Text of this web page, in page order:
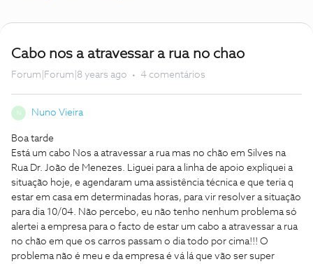
Cabo nos a atravessar a rua no chao
Forum|Forum|8 years ago 4 comentários
Nuno Vieira
Boa tarde
Está um cabo Nos a atravessar a rua mas no chão em Silves na
Rua Dr. João de Menezes. Liguei para a linha de apoio expliquei a
situação hoje, e agendaram uma assistência técnica e que teria q
estar em casa em determinadas horas, para vir resolver a situação
para dia 10/04. Não percebo, eu não tenho nenhum problema só
alertei a empresa para o facto de estar um cabo a atravessar a rua
no chão em que os carros passam o dia todo por cima!!! O
problema não é meu e da empresa é vá lá que vão ser super